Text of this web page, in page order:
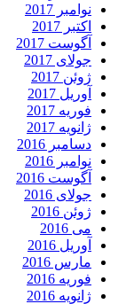
نوامبر 2017
اکتبر 2017
آگوست 2017
جولای 2017
ژوئن 2017
آوریل 2017
فوریه 2017
ژانویه 2017
دسامبر 2016
نوامبر 2016
آگوست 2016
جولای 2016
ژوئن 2016
می 2016
آوریل 2016
مارس 2016
فوریه 2016
ژانویه 2016